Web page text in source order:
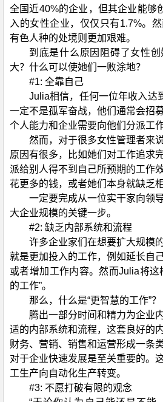
全国近40%的企业，但其企业能够
入的女性企业，仅仅只有1.7%。
有色人种的处境则更加艰难。
到底是什么原因阻碍了女性
大？什么可以使她们一败涂地？
#1: 全靠自己
Julia相信，任何一位年收入达
一定不是孤军奋战，他们通常会招
个人能力和企业需要向他们分派工作
然而，对于很多女性管理者来
原因有很多，比如她们对工作追求
派给别人得不到自己所预期的工作
花更多的钱，或者她们本身就缺乏
一定要完成从一位实干家向领
大企业规模的关键一步。
#2: 缺乏内部系统和流程
许多企业家们在想要扩大规模
就是更加投入的工作，例如延长自
或者增加工作内容。然而Julia将这
的工作”。
那么，什么是“更智慧的工作”？
腾出一部分时间和精力为企业
适的内部系统和流程，这套良好的
财务、营销、销售和运营形成一条
对于企业快速发展是至关重要的。
工生产向自动化生产转变。
#3: 不愿打破有限的观念